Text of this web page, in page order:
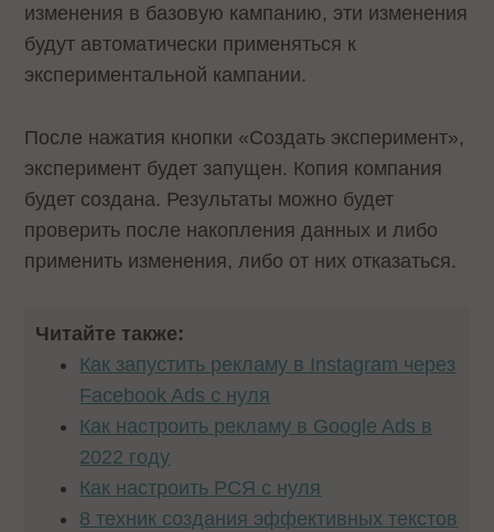
изменения в базовую кампанию, эти изменения
будут автоматически применяться к
экспериментальной кампании.
После нажатия кнопки «Создать эксперимент»,
эксперимент будет запущен. Копия компания
будет создана. Результаты можно будет
проверить после накопления данных и либо
применить изменения, либо от них отказаться.
Читайте также:
Как запустить рекламу в Instagram через
Facebook Ads с нуля
Как настроить рекламу в Google Ads в
2022 году
Как настроить РСЯ с нуля
8 техник создания эффективных текстов